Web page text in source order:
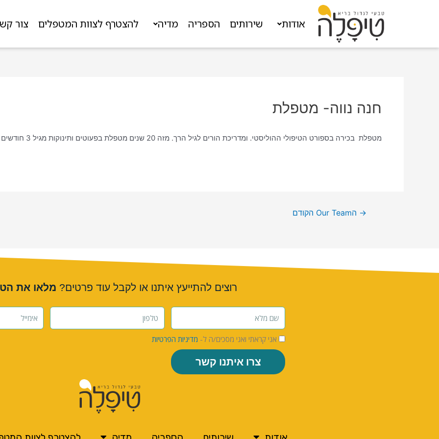
אודות שירותים הספריה מדיה להצטרף לצוות המטפלים צור
חנה נווה- מטפלת
מטפלת בכירה בספורט הטיפולי ההוליסטי. ומדריכת הורים לגיל הרך. מזה 20 שנים מטפלת בפעוטים ותינוקות מגיל 3 חודשים עד שלוש שנים.
→ הOur Team הקודם
רוצים להתייעץ איתנו או לקבל עוד פרטים? מלאו את
אני קראתי ואני מסכים/ה ל- מדיניות הפרטיות
צרו איתנו קשר